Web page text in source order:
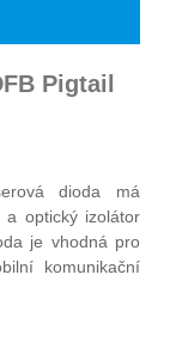
Pigtail
dioda má
a optický izolátor
je vhodná pro
komunikační